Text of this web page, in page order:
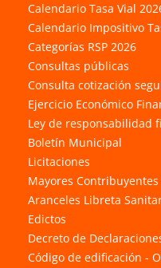
Calendario Tasa Vial
Calendario Impositivo
Categorías RSP 2026
Consultas públicas
Consulta cotización
Ejercicio Económico
Ley de responsabilidad
Boletín Municipal
Licitaciones
Mayores Contribuyentes
Aranceles Libreta
Edictos
Decreto de
Código de edificación -